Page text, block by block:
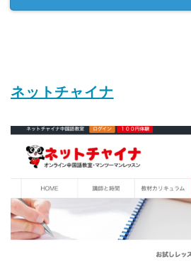
ネットチャイナ